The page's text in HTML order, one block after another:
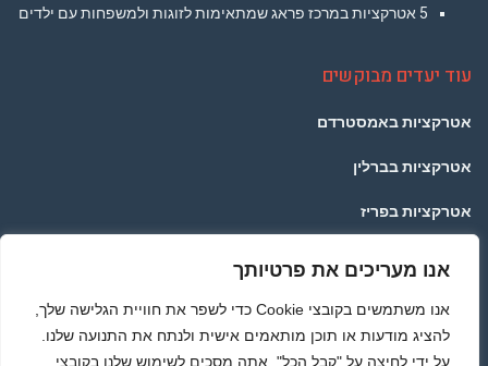
אנו מעריכים את פרטיותך
אנו משתמשים בקובצי Cookie כדי לשפר את חוויית הגלישה שלך,
להציג מודעות או תוכן מותאמים אישית ולנתח את התנועה שלנו.
על ידי לחיצה על "קבל הכל", אתה מסכים לשימוש שלנו בקובצי
5 אטרקציות במרכז פראג שמתאימות לזוגות ולמשפחות עם ילדים
עוד יעדים מבוקשים
אטרקציות באמסטרדם
אטרקציות בברלין
אטרקציות בפריז
אטרקציות ברומא